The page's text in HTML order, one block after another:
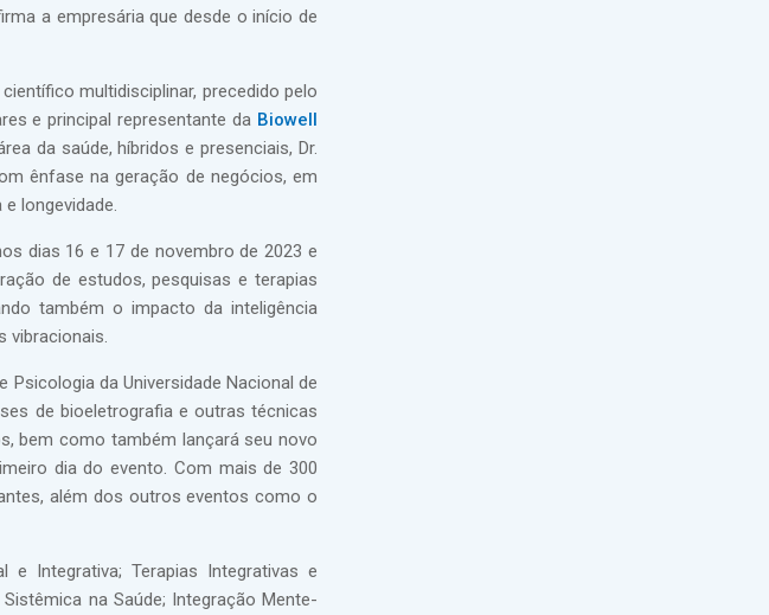
a empresária que desde o início de
multidisciplinar, precedido pelo
e principal representante da Biowell
da saúde, híbridos e presenciais, Dr.
ênfase na geração de negócios, em
longevidade.
dias 16 e 17 de novembro de 2023 e
de estudos, pesquisas e terapias
também o impacto da inteligência
vibracionais.
da Universidade Nacional de
de bioeletrografia e outras técnicas
bem como também lançará seu novo
dia do evento. Com mais de 300
além dos outros eventos como o
e Integrativa; Terapias Integrativas e
na Saúde; Integração Mente-